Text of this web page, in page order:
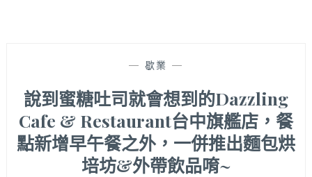
— 歇業 —
說到蜜糖吐司就會想到的Dazzling
Cafe & Restaurant台中旗艦店，餐
點新增早午餐之外，一併推出麵包烘
培坊&外帶飲品唷~